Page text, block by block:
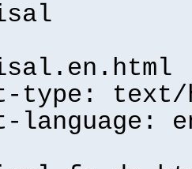
type: text/
language: